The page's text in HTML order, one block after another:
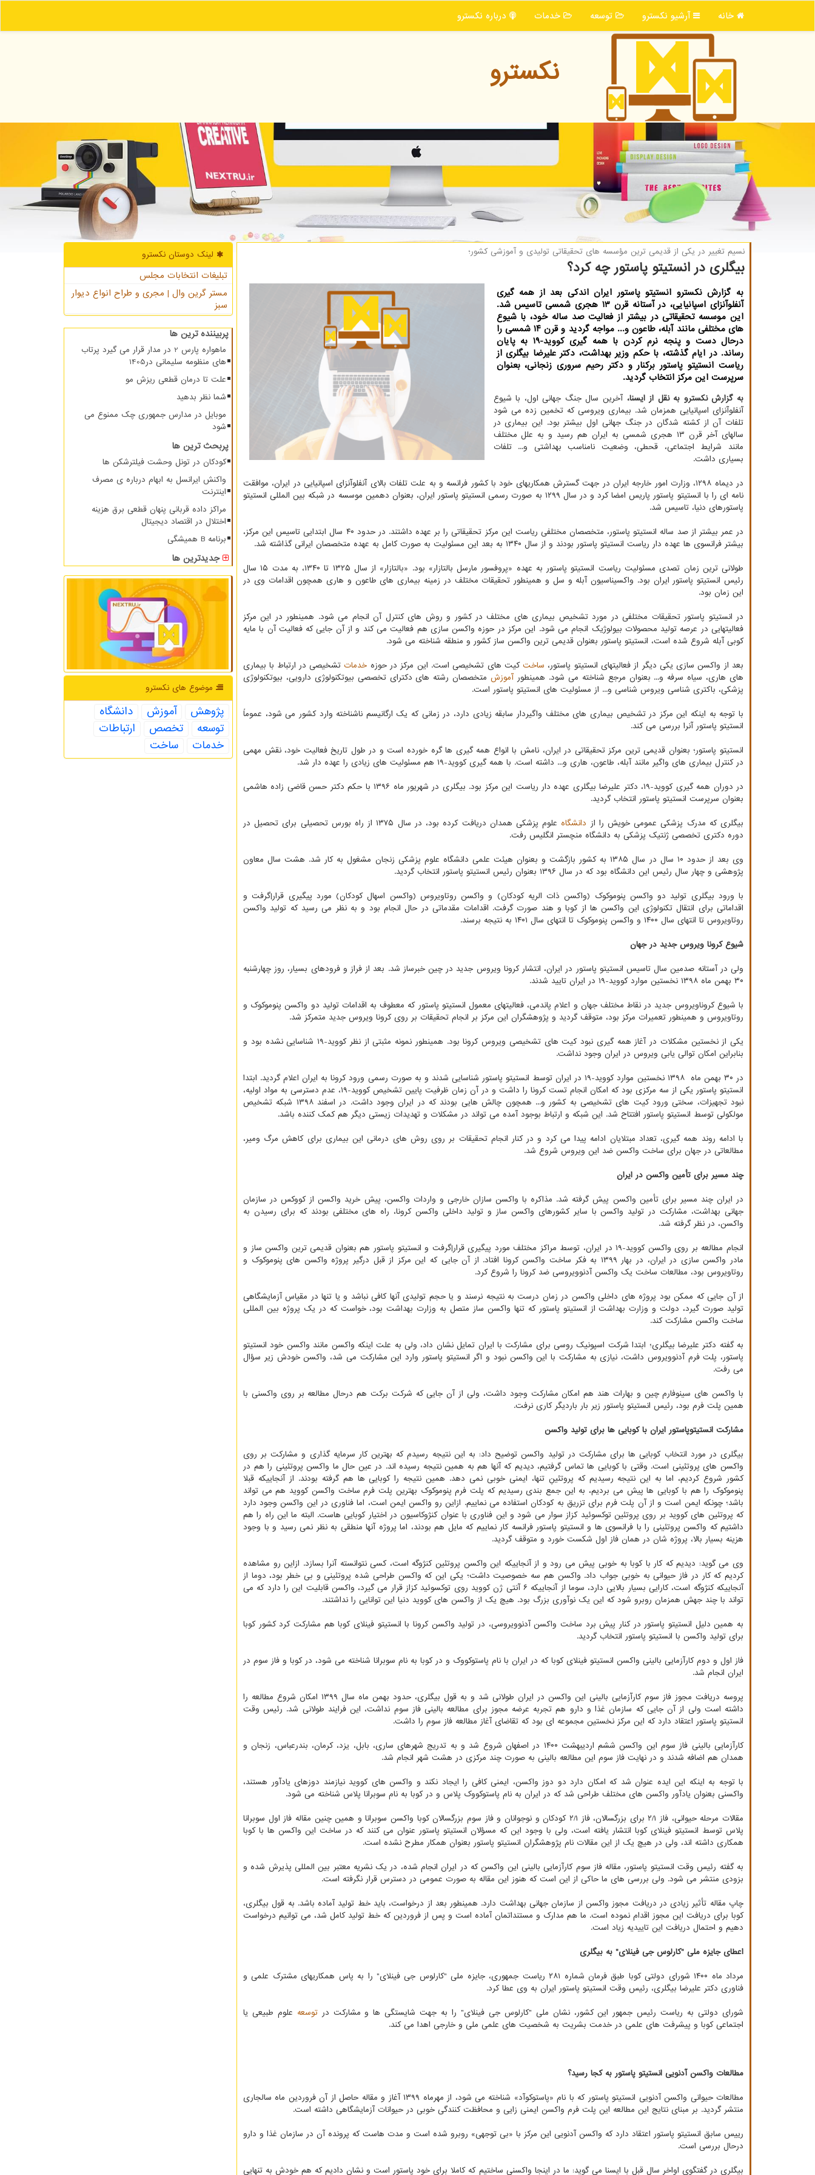
خانه آرشیو نكسترو توسعه خدمات درباره نكسترو
نكسترو
نسیم تغییر در یكی از قدیمی ترین مؤسسه های تحقیقاتی تولیدی و آموزشی كشور؛
بیگلری در انستیتو پاستور چه کرد؟
به گزارش نکسترو انستیتو پاستور ایران اندکی بعد از همه گیری
آنفلوآنزای اسپانیایی، در آستانه قرن ۱۳ هجری شمسی تاسیس شد.
این موسسه تحقیقاتی در بیشتر از فعالیت صد ساله خود، با شیوع
های مختلفی مانند آبله، طاعون و... مواجه گردید و قرن ۱۴ شمسی را
درحال دست و پنجه نرم کردن با همه گیری کووید-۱۹ به پایان
رساند. در ایام گذشته، با حکم وزیر بهداشت، دکتر علیرضا بیگلری از
ریاست انستیتو پاستور برکنار و دکتر رحیم سروری زنجانی، بعنوان
سرپرست این مرکز انتخاب گردید.
به گزارش نکسترو به نقل از ایسنا،آخرین سال جنگ جهانی اول، با شیوع
آنفلوآنزای اسپانیایی همزمان شد. بیماری ویروسی که تخمین زده می شود
تلفات آن از کشته شدگان در جنگ جهانی اول بیشتر بود. این بیماری در
سالهای آخر قرن ۱۳ هجری شمسی به ایران هم رسید و به علل مختلف
مانند شرایط اجتماعی، قحطی، وضعیت نامناسب بهداشتی و... تلفات
بسیاری داشت.
در دیماه ۱۲۹۸، وزارت امور خارجه ایران در جهت گسترش همکاریهای خود با کشور فرانسه و به علت تلفات بالای آنفلوآنزای اسپانیایی در ایران، موافقت
نامه ای را با انستیتو پاستور پاریس امضا کرد و در سال ۱۲۹۹ به صورت رسمی انستیتو پاستور ایران، بعنوان دهمین موسسه در شبکه بین المللی انستیتو
پاستورهای دنیا، تاسیس شد.
در عمر بیشتر از صد ساله انستیتو پاستور، متخصصان مختلفی ریاست این مرکز تحقیقاتی را بر عهده داشتند. در حدود ۴۰ سال ابتدایی تاسیس این مرکز،
بیشتر فرانسوی ها عهده دار ریاست انستیتو پاستور بودند و از سال ۱۳۴۰ به بعد این مسئولیت به صورت کامل به عهده متخصصان ایرانی گذاشته شد.
طولانی ترین زمان تصدی مسئولیت ریاست انستیتو پاستور به عهده «پروفسور مارسل بالتازار» بود. «بالتازار» از سال ۱۳۲۵ تا ۱۳۴۰، به مدت ۱۵ سال
رئیس انستیتو پاستور ایران بود. واکسیناسیون آبله و سل و همینطور تحقیقات مختلف در زمینه بیماری های طاعون و هاری همچون اقدامات وی در
این زمان بود.
در انستیتو پاستور تحقیقات مختلفی در مورد تشخیص بیماری های مختلف در کشور و روش های کنترل آن انجام می شود. همینطور در این مرکز
فعالیتهایی در عرصه تولید محصولات بیولوژیک انجام می شود. این مرکز در حوزه واکسن سازی هم فعالیت می کند و از آن جایی که فعالیت آن با مایه
کوبی آبله شروع شده است، انستیتو پاستور بعنوان قدیمی ترین واکسن ساز کشور و منطقه شناخته می شود.
بعد از واکسن سازی یکی دیگر از فعالیتهای انستیتو پاستور، ساختکیت های تشخیصی است. این مرکز در حوزه خدمات تشخیصی در ارتباط با بیماری
های هاری، سیاه سرفه و... بعنوان مرجع شناخته می شود. همینطور آموزشمتخصصان رشته های دکترای تخصصی بیوتکنولوژی دارویی، بیوتکنولوژی
پزشکی، باکتری شناسی ویروس شناسی و... از مسئولیت های انستیتو پاستور است.
با توجه به اینکه این مرکز در تشخیص بیماری های مختلف واگیردار سابقه زیادی دارد، در زمانی که یک ارگانیسم ناشناخته وارد کشور می شود، عموماً
انستیتو پاستور آنرا بررسی می کند.
انستیتو پاستور؛ بعنوان قدیمی ترین مرکز تحقیقاتی در ایران، نامش با انواع همه گیری ها گره خورده است و در طول تاریخ فعالیت خود، نقش مهمی
در کنترل بیماری های واگیر مانند آبله، طاعون، هاری و... داشته است. با همه گیری کووید-۱۹ هم مسئولیت های زیادی را عهده دار شد.
در دوران همه گیری کووید-۱۹، دکتر علیرضا بیگلری عهده دار ریاست این مرکز بود. بیگلری در شهریور ماه ۱۳۹۶ با حکم دکتر حسن قاضی زاده هاشمی
بعنوان سرپرست انستیتو پاستور انتخاب گردید.
بیگلری که مدرک پزشکی عمومی خویش را از دانشگاه
علوم پزشکی همدان دریافت کرده بود، در سال ۱۳۷۵ از راه بورس تحصیلی برای تحصیل در
دوره دکتری تخصصی ژنتیک پزشکی به دانشگاه منچستر انگلیس رفت.
وی بعد از حدود ۱۰ سال در سال ۱۳۸۵ به کشور بازگشت و بعنوان هیئت علمی دانشگاه علوم پزشکی زنجان مشغول به کار شد. هشت سال معاون
پژوهشی و چهار سال رئیس این دانشگاه بود که در سال ۱۳۹۶ بعنوان رئیس انستیتو پاستور انتخاب گردید.
با ورود بیگلری تولید دو واکسن پنوموکوک (واکسن ذات الریه کودکان) و واکسن روتاویروس (واکسن اسهال کودکان) مورد پیگیری قرار|گرفت و
اقداماتی برای انتقال تکنولوژی این واکسن ها از کوبا و هند صورت گرفت. اقدامات مقدماتی در حال انجام بود و به نظر می رسید که تولید واکسن
روتاویروس تا انتهای سال ۱۴۰۰ و واکسن پنوموکوک تا انتهای سال ۱۴۰۱ به نتیجه برسند.
شیوع کرونا ویروس جدید در جهان
ولی در آستانه صدمین سال تاسیس انستیتو پاستور در ایران، انتشار کرونا ویروس جدید در چین خبرساز شد. بعد از فراز و فرودهای بسیار، روز چهارشنبه
۳۰ بهمن ماه ۱۳۹۸ نخستین موارد کووید-۱۹ در ایران تایید شدند.
با شیوع کروناویروس جدید در نقاط مختلف جهان و اعلام پاندمی، فعالیتهای معمول انستیتو پاستور که معطوف به اقدامات تولید دو واکسن پنوموکوک و
روتاویروس و همینطور تعمیرات مرکز بود، متوقف گردید و پژوهشگران این مرکز بر انجام تحقیقات بر روی کرونا ویروس جدید متمرکز شد.
یکی از نخستین مشکلات در آغاز همه گیری نبود کیت های تشخیصی ویروس کرونا بود. همینطور نمونه مثبتی از نظر کووید-۱۹ شناسایی نشده بود و
بنابراین امکان توالی یابی ویروس در ایران وجود نداشت.
در ۳۰ بهمن ماه ‍ ۱۳۹۸ نخستین موارد کووید-۱۹ در ایران توسط انستیتو پاستور شناسایی شدند و به صورت رسمی ورود کرونا به ایران اعلام گردید. ابتدا
انستیتو پاستور یکی از سه مرکزی بود که امکان انجام تست کرونا را داشت و در آن زمان ظرفیت پایین تشخیص کووید-۱۹، عدم دسترسی به مواد اولیه،
نبود تجهیزات، سختی ورود کیت های تشخیصی به کشور و... همچون چالش هایی بودند که در ایران وجود داشت. در اسفند ۱۳۹۸ شبکه تشخیص
مولکولی توسط انستیتو پاستور افتتاح شد. این شبکه و ارتباط بوجود آمده می تواند در مشکلات و تهدیدات زیستی دیگر هم کمک کننده باشد.
با ادامه روند همه گیری، تعداد مبتلایان ادامه پیدا می کرد و در کنار انجام تحقیقات بر روی روش های درمانی این بیماری برای کاهش مرگ ومیر،
مطالعاتی در جهان برای ساخت واکسن ضد این ویروس شروع شد.
چند مسیر برای تأمین واکسن در ایران
در ایران چند مسیر برای تأمین واکسن پیش گرفته شد. مذاکره با واکسن سازان خارجی و واردات واکسن، پیش خرید واکسن از کووکس در سازمان
جهانی بهداشت، مشارکت در تولید واکسن با سایر کشورهای واکسن ساز و تولید داخلی واکسن کرونا، راه های مختلفی بودند که برای رسیدن به
واکسن، در نظر گرفته شد.
انجام مطالعه بر روی واکسن کووید-۱۹ در ایران، توسط مراکز مختلف مورد پیگیری قرار|گرفت و انستیتو پاستور هم بعنوان قدیمی ترین واکسن ساز و
مادر واکسن سازی در ایران، در بهار ۱۳۹۹ به فکر ساخت واکسن کرونا افتاد. از آن جایی که این مرکز از قبل درگیر پروژه واکسن های پنوموکوک و
روتاویروس بود، مطالعات ساخت یک واکسن آدنوویروسی ضد کرونا را شروع کرد.
از آن جایی که ممکن بود پروژه های داخلی واکسن در زمان درست به نتیجه نرسند و یا حجم تولیدی آنها کافی نباشد و یا تنها در مقیاس آزمایشگاهی
تولید صورت گیرد، دولت و وزارت بهداشت از انستیتو پاستور که تنها واکسن ساز متصل به وزارت بهداشت بود، خواست که در یک پروژه بین المللی
ساخت واکسن مشارکت کند.
به گفته دکتر علیرضا بیگلری؛ ابتدا شرکت اسپونیک روسی برای مشارکت با ایران تمایل نشان داد، ولی به علت اینکه واکسن مانند واکسن خود انستیتو
پاستور، پلت فرم آدنوویروس داشت، نیازی به مشارکت با این واکسن نبود و اگر انستیتو پاستور وارد این مشارکت می شد، واکسن خودش زیر سؤال
می رفت.
با واکسن های سینوفارم چین و بهارات هند هم امکان مشارکت وجود داشت، ولی از آن جایی که شرکت برکت هم درحال مطالعه بر روی واکسنی با
همین پلت فرم بود، رئیس انستیتو پاستور زیر بار باردیگر کاری نرفت.
مشارکت انستیتوپاستور ایران با کوبایی ها برای تولید واکسن
بیگلری در مورد انتخاب کوبایی ها برای مشارکت در تولید واکسن توضیح داد: به این نتیجه رسیدم که بهترین کار سرمایه گذاری و مشارکت بر روی
واکسن های پروتئینی است. وقتی با کوبایی ها تماس گرفتیم، دیدیم که آنها هم به همین نتیجه رسیده اند. در عین حال ما واکسن پروتئینی را هم در
کشور شروع کردیم، اما به این نتیجه رسیدیم که پروتئینِ تنها، ایمنی خوبی نمی دهد. همین نتیجه را کوبایی ها هم گرفته بودند. از آنجاییکه قبلا
پنوموکوک را هم با کوبایی ها پیش می بردیم، به این جمع بندی رسیدیم که پلت فرم پنوموکوک بهترین پلت فرم ساخت واکسن کووید هم می تواند
باشد؛ چونکه ایمن است و از آن پلت فرم برای تزریق به کودکان استفاده می نماییم. ازاین رو واکسن ایمن است، اما فناوری در این واکسن وجود دارد
که پروتئین های کووید بر روی پروتئین توکسوئید کزاز سوار می شود و این فناوری با عنوان کنژوکاسیون در اختیار کوبایی هاست. البته ما این راه را هم
داشتیم که واکسن پروتئینی را با فرانسوی ها و انستیتو پاستور فرانسه کار نماییم که مایل هم بودند، اما پروژه آنها منطقی به نظر نمی رسید و با وجود
هزینه بسیار بالا، پروژه شان در همان فاز اول شکست خورد و متوقف گردید.
وی می گوید: دیدیم که کار با کوبا به خوبی پیش می رود و از آنجاییکه این واکسن پروتئین کنژوگه است، کسی نتوانسته آنرا بسازد. ازاین رو مشاهده
کردیم که کار در فاز حیوانی به خوبی جواب داد. واکسن هم سه خصوصیت داشت؛ یکی این که واکسن طراحی شده پروتئینی و بی خطر بود، دوما از
آنجاییکه کنژوگه است، کارایی بسیار بالایی دارد، سوما از آنجاییکه ۶ آنتی ژن کووید روی توکسوئید کزاز قرار می گیرد، واکسن قابلیت این را دارد که می
تواند با چند جهش همزمان روبرو شود که این یک نوآوری بزرگ بود. هیچ یک از واکسن های کووید دنیا این توانایی را نداشتند.
به همین دلیل انستیتو پاستور در کنار پیش برد ساخت واکسن آدنوویروسی، در تولید واکسن کرونا با انستیتو فینلای کوبا هم مشارکت کرد کشور کوبا
برای تولید واکسن با انستیتو پاستور انتخاب گردید.
فاز اول و دوم کارآزمایی بالینی واکسن انستیتو فینلای کوبا که در ایران با نام پاستوکووک و در کوبا به نام سوبرانا شناخته می شود، در کوبا و فاز سوم در
ایران انجام شد.
پروسه دریافت مجوز فاز سوم کارآزمایی بالینی این واکسن در ایران طولانی شد و به قول بیگلری، حدود بهمن ماه سال ۱۳۹۹ امکان شروع مطالعه را
داشته است ولی از آن جایی که سازمان غذا و دارو هم تجربه عرضه مجوز برای مطالعه بالینی فاز سوم نداشت، این فرایند طولانی شد. رئیس وقت
انستیتو پاستور اعتقاد دارد که این مرکز نخستین مجموعه ای بود که تقاضای آغاز مطالعه فاز سوم را داشت.
کارآزمایی بالینی فاز سوم این واکسن ششم اردیبهشت ۱۴۰۰ در اصفهان شروع شد و به تدریج شهرهای ساری، بابل، یزد، کرمان، بندرعباس، زنجان و
همدان هم اضافه شدند و در نهایت فاز سوم این مطالعه بالینی به صورت چند مرکزی در هشت شهر انجام شد.
با توجه به اینکه این ایده عنوان شد که امکان دارد دو دوز واکسن، ایمنی کافی را ایجاد نکند و واکسن های کووید نیازمند دوزهای یادآور هستند،
واکسنی بعنوان یادآور واکسن های مختلف طراحی شد که در ایران به نام پاستوکووک پلاس و در کوبا به نام سوبرانا پلاس شناخته می شود.
مقالات مرحله حیوانی، فاز ۲/۱ برای بزرگسالان، فاز ۲/۱ کودکان و نوجوانان و فاز سوم بزرگسالان کوبا واکسن سوبرانا و همین چنین مقاله فاز اول سوبرانا
پلاس توسط انستیتو فینلای کوبا انتشار یافته است، ولی با وجود این که مسؤلان انستیتو پاستور عنوان می کنند که در ساخت این واکسن ها با کوبا
همکاری داشته اند، ولی در هیچ یک از این مقالات نام پژوهشگران انستیتو پاستور بعنوان همکار مطرح نشده است.
به گفته رئیس وقت انستیتو پاستور، مقاله فاز سوم کارآزمایی بالینی این واکسن که در ایران انجام شده، در یک نشریه معتبر بین المللی پذیرش شده و
بزودی منتشر می شود. ولی بررسی های ما حاکی از این است که هنوز این مقاله به صورت عمومی در دسترس قرار نگرفته است.
چاپ مقاله تأثیر زیادی در دریافت مجوز واکسن از سازمان جهانی بهداشت دارد. همینطور بعد از درخواست، باید خط تولید آماده باشد. به قول بیگلری،
کوبا برای دریافت این مجوز اقدام نموده است. ما هم مدارک و مستنداتمان آماده است و پس از فروردین که خط تولید کامل شد، می توانیم درخواست
دهیم و احتمال دریافت این تاییدیه زیاد است.
اعطای جایزه ملی "کارلوس جی فینلای" به بیگلری
مرداد ماه ۱۴۰۰ شورای دولتی کوبا طبق فرمان شماره ۲۸۱ ریاست جمهوری، جایزه ملی "کارلوس جی فینلای" را به پاس همکاریهای مشترک علمی و
فناوری دکتر علیرضا بیگلری، رئیس وقت انستیتو پاستور ایران به وی عطا کرد.
شورای دولتی به ریاست رئیس جمهور این کشور، نشان ملی "کارلوس جی فینلای" را به جهت شایستگی ها و مشارکت درتوسعه علوم طبیعی یا
اجتماعی کوبا و پیشرفت های علمی در خدمت بشریت به شخصیت های علمی ملی و خارجی اهدا می کند.
مطالعات واکسن آدنویی انستیتو پاستور به کجا رسید؟
مطالعات حیوانی واکسن آدنویی انستیتو پاستور که با نام «پاستوکوآد» شناخته می شود، از مهرماه ۱۳۹۹ آغاز و مقاله حاصل از آن فروردین ماه سالجاری
منتشر گردید. بر مبنای نتایج این مطالعه این پلت فرم واکسن ایمنی زایی و محافظت کنندگی خوبی در حیوانات آزمایشگاهی داشته است.
رییس سابق انستیتو پاستور اعتقاد دارد که واکسن آدنویی این مرکز با «بی توجهی» روبرو شده است و مدت هاست که پرونده آن در سازمان غذا و دارو
درحال بررسی است.
بیگلری در گفتگوی اواخر سال قبل با ایسنا می گوید: ما در اینجا واکسنی ساختیم که کاملا برای خود پاستور است و نشان دادیم که هم خودش به تنهایی
لینک دوستان نكسترو
تبلیغات انتخابات مجلس
مستر گرین وال | مجری و طراح انواع دیوار
سبز
پربیننده ترین ها
ماهواره پارس 2 در مدار قرار می گیرد پرتاب
های منظومه سلیمانی در1405
علت تا درمان قطعی ریزش مو
شما نظر بدهید
موبایل در مدارس جمهوری چک ممنوع می
شود
پربحث ترین ها
کودکان در تونل وحشت فیلترشکن ها
واکنش ایرانسل به ابهام درباره ی مصرف
اینترنت
مراکز داده قربانی پنهان قطعی برق هزینه
اختلال در اقتصاد دیجیتال
برنامه B همیشگی
جدیدترین ها
موضوع های نكسترو
پژوهش آموزش
دانشگاه
توسعه
تخصص
ارتباطات
خدمات
ساخت